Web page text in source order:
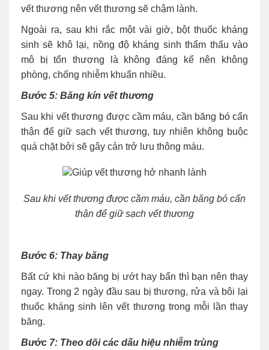
vết thương nên vết thương sẽ chậm lành.
Ngoài ra, sau khi rắc một vài giờ, bột thuốc kháng
sinh sẽ khô lại, nồng độ kháng sinh thẩm thấu vào
mô bị tổn thương là không đáng kể nên không
phòng, chống nhiễm khuẩn nhiều.
Bước 5: Băng kín vết thương
Sau khi vết thương được cầm máu, cần băng bó cẩn
thận để giữ sạch vết thương, tuy nhiên không buộc
quá chặt bởi sẽ gây cản trở lưu thông máu.
Sau khi vết thương được cầm máu, cần băng bó cẩn
thận để giữ sạch vết thương
Bước 6: Thay băng
Bất cứ khi nào băng bị ướt hay bẩn thì bạn nên thay
ngay. Trong 2 ngày đầu sau bị thương, rửa và bôi lại
thuốc kháng sinh lên vết thương trong mỗi lần thay
băng.
Bước 7: Theo dõi các dấu hiệu nhiễm trùng